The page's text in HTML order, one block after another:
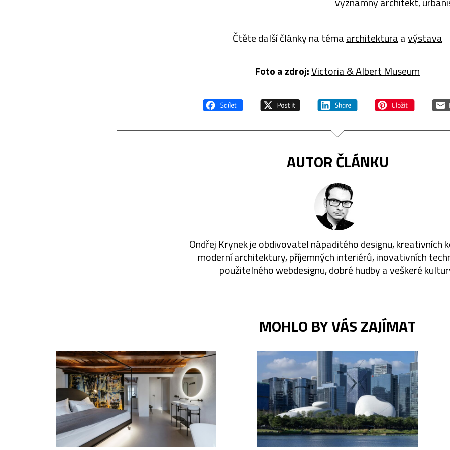
osobnost, která změnila tvář
Čtěte další články na témaarchitekturaavýstava
Foto a zdroj:Victoria & Albert Museum
AUTOR ČLÁNKU
Ondřej Krynek je obdivovatel nápaditého designu, kreativních
moderní architektury, příjemných interiérů, inovativních
použitelného webdesignu, dobré hudby a veškeré
MOHLO BY VÁS ZAJÍMAT